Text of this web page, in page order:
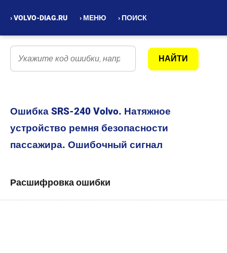
› VOLVO-DIAG.RU › МЕНЮ › ПОИСК
Ошибка SRS-240 Volvo. Натяжное
устройство ремня безопасности
пассажира. Ошибочный сигнал
Расшифровка ошибки